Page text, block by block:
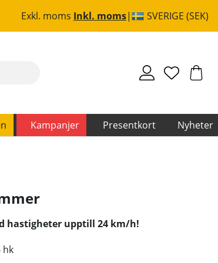
Exkl. moms Inkl. moms SVERIGE (SEK)
Kampanjer Presentkort Nyheter
hastigheter upptill 24 km/h!
hk